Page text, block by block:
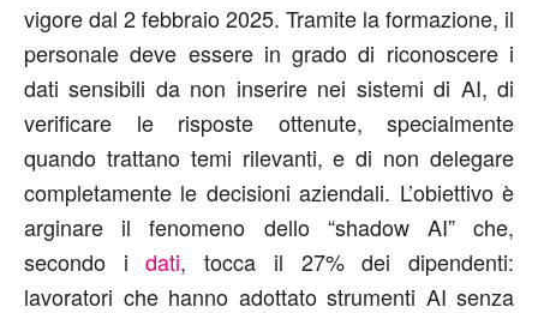
vigore dal 2 febbraio 2025. Tramite la formazione, il
personale deve essere in grado di riconoscere i
dati sensibili da non inserire nei sistemi di AI, di
verificare le risposte ottenute, specialmente
quando trattano temi rilevanti, e di non delegare
completamente le decisioni aziendali. L’obiettivo è
arginare il fenomeno dello “shadow AI”che,
secondo idati, tocca il 27% dei dipendenti:
lavoratori che hanno adottato strumenti AI senza